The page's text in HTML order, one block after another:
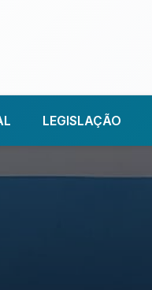
LEGISLAÇÃO